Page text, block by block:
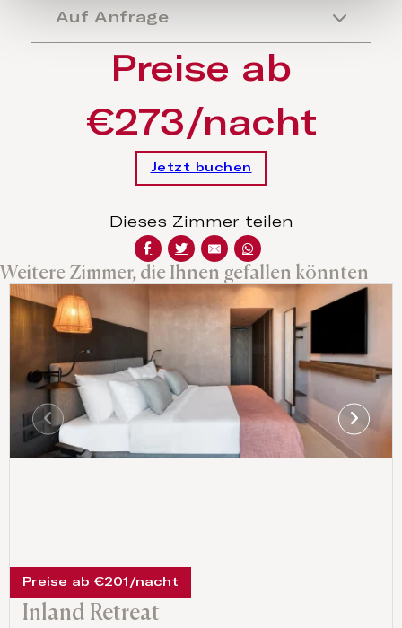
Auf Anfrage
Preise ab
€273/nacht
Jetzt buchen
Dieses Zimmer teilen
Weitere Zimmer, die Ihnen gefallen könnten
Inland Retreat
Preise ab €201/nacht